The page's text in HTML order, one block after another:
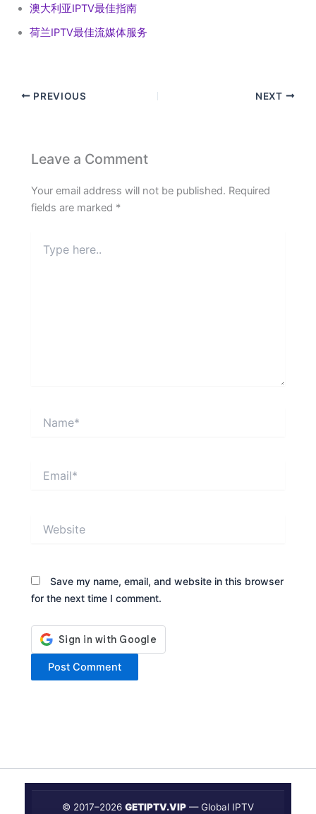
澳大利亚IPTV最佳指南
荷兰IPTV最佳流媒体服务
PREVIOUS NEXT
Leave a Comment
Your email address will not be published. Required
fields are marked *
here..
Save my name, email, and website in this browser
for the next time I comment.
© 2017–2026 GETIPTV.VIP — Global IPTV